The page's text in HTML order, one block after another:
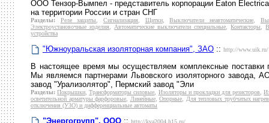
ООО Тензор-Вымпел - представитель корпорации Eaton
на территории России и стран СНГ
Разделы: Реле защиты ,Сигнализация Щитки,Выключатели неавтоматические
Электроустановочные изделия
Автоматические выключатели специальные ,Контакторы ,
устройства
"Южноуральская изоляторная компания", ЗАО :: http://www.uik.ru/
В настоящее время мы осуществляем комплексные поставки
Мы являемся партнерами Львовского изоляторного завода,
завод "Урализолятор", Пермский завод "Эли
Разделы: Покрышки,Трансформаторы силовые, Изоляторы и прокладки для резисторов,
осветительной арматуры фарфоровые, Линейные, Опорные, Для тепловых трубчатых
отключения (УЗО) и дифференциальные автоматы
"Энергогрупп", ООО :: http://kva2004.h15.ru/